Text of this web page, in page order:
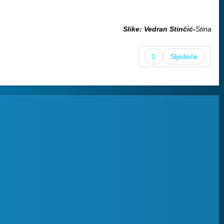
Slike: Vedran Stinčić-Stina
Sljedeće